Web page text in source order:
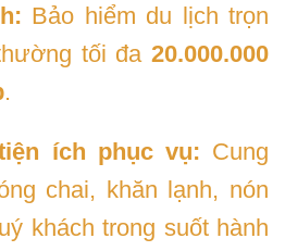
Bảo hiểm du lịch trọn
tối đa 20.000.000
.
ích phục vụ: Cung
chai, khăn lạnh, nón
khách trong suốt hành